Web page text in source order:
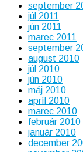
september
júl 2011
jún 2011
marec 2011
september
august 2010
júl 2010
jún 2010
máj 2010
apríl 2010
marec 2010
február 2010
január 2010
december